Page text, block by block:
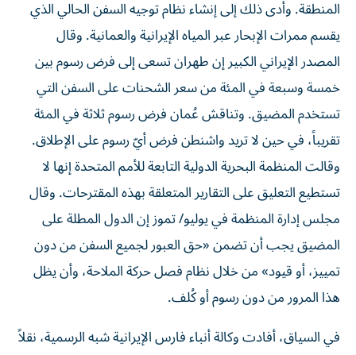
المنطقة. وأدى ذلك ‌إلى إنشاء نظام توجيه السفن الحالي الذي
يقسم ممرات الإبحار عبر المياه الإيرانية والعمانية. وقال
المصدر الإيراني الكبير إن طهران تسعى إلى فرض رسوم بين
خمسة وسبعة في المئة من سعر الشحنات على السفن التي
تستخدم المضيق. وتناقش عُمان فرض رسوم ثلاثة في المئة
تقريباً، في حين لا تريد واشنطن فرض أيّ رسوم على الإطلاق.
وقالت المنظمة البحرية الدولية التابعة للأمم المتحدة إنها لا
تستطيع التعليق على التقارير المتعلقة بهذه المقترحات. وقال
مجلس إدارة المنظمة في يوليو/ تموز إن الدول المطلة على
المضيق يجب أن تضمن «حق العبور لجميع السفن من دون
تمييز، أو قيود» من خلال نظام فصل حركة الملاحة، وأن يظل
هذا المرور من دون ​رسوم أو كُلف.
في السياق، أفادت وكالة ‌أنباء فارس الإيرانية شبه الرسمية، ​نقلاً